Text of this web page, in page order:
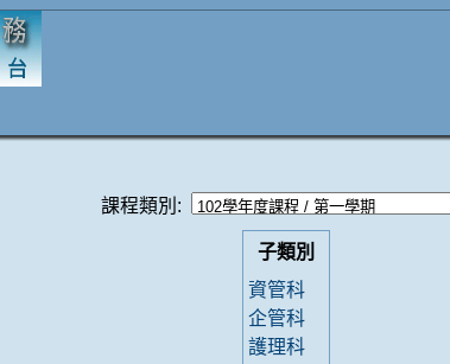
課程類別:
子類別
資管科
企管科
護理科